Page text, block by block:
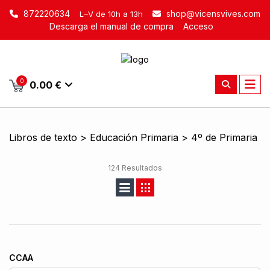
872220634 L–V de 10h a 13h
shop@vicensvives.com
Descarga el manual de compra
Acceso
0 0.00 €
Libros de texto > Educación Primaria > 4º de Primaria
124 Resultados
CCAA